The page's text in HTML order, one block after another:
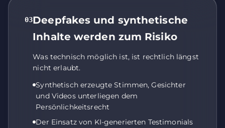
03Deepfakes und synthetische
Inhalte werden zum Risiko
Was technisch möglich ist, ist rechtlich längst
nicht erlaubt.
Synthetisch erzeugte Stimmen, Gesichter
und Videos unterliegen dem
Persönlichkeitsrecht
Der Einsatz von KI-generierten Testimonials